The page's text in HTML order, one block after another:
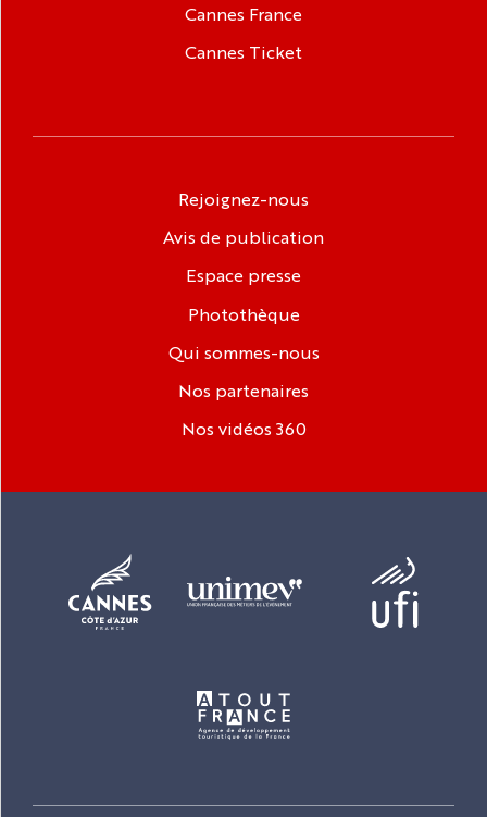
Cannes France
Cannes Ticket
Rejoignez-nous
Avis de publication
Espace presse
Photothèque
Qui sommes-nous
Nos partenaires
Nos vidéos 360